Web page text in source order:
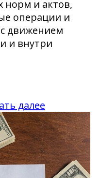
норм и актов,
операции и
движением
и внутри
далее